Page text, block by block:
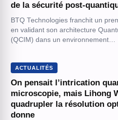
de la sécurité post-
BTQ Technologies franchit un
en validant son architecture
(QCIM) dans un environnement…
ACTUALITÉS
On pensait l’intrication
microscopie, mais Lihong
quadrupler la résolution
donne